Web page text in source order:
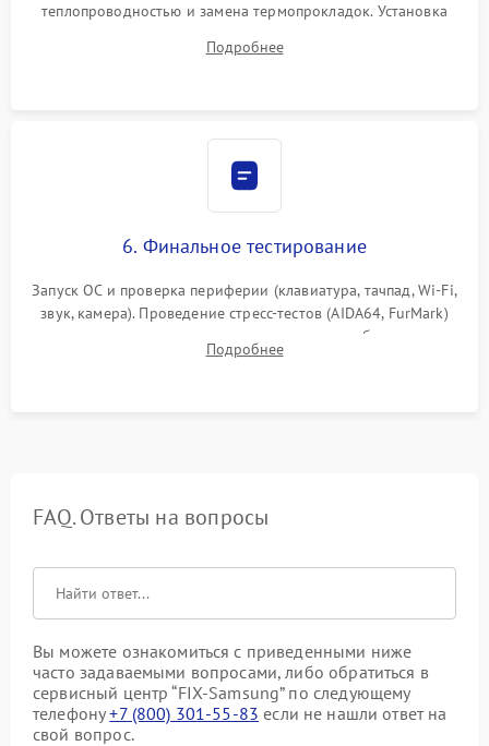
теплопроводностью и замена термопрокладок. Установка
шлейфов, модулей памяти и накопителей. Предварительная
Подробнее
6. Финальное тестирование
Запуск ОС и проверка периферии (клавиатура, тачпад, Wi-Fi,
звук, камера). Проведение стресс-тестов (AIDA64, FurMark)
для контроля температурного режима и стабильности
системы под пиковой нагрузкой.
Подробнее
FAQ. Ответы на вопросы
Вы можете ознакомиться с приведенными ниже
часто задаваемыми вопросами, либо обратиться в
сервисный центр “FIX-Samsung” по следующему
телефону+7 (800) 301-55-83 если не нашли ответ на
свой вопрос.